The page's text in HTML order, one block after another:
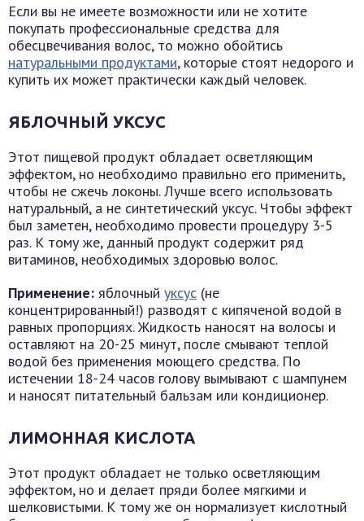
Если вы не имеете возможности или не хотите
покупать профессиональные средства для
обесцвечивания волос, то можно обойтись
натуральными продуктами, которые стоят недорого и
купить их может практически каждый человек.
ЯБЛОЧНЫЙ УКСУС
Этот пищевой продукт обладает осветляющим
эффектом, но необходимо правильно его применить,
чтобы не сжечь локоны. Лучше всего использовать
натуральный, а не синтетический уксус. Чтобы эффект
был заметен, необходимо провести процедуру 3-5
раз. К тому же, данный продукт содержит ряд
витаминов, необходимых здоровью волос.
Применение: яблочный уксус (не
концентрированный!) разводят с кипяченой водой в
равных пропорциях. Жидкость наносят на волосы и
оставляют на 20-25 минут, после смывают теплой
водой без применения моющего средства. По
истечении 18-24 часов голову вымывают с шампунем
и наносят питательный бальзам или кондиционер.
ЛИМОННАЯ КИСЛОТА
Этот продукт обладает не только осветляющим
эффектом, но и делает пряди более мягкими и
шелковистыми. К тому же он нормализует кислотный